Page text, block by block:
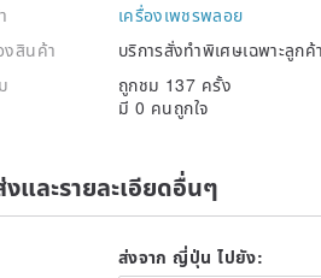
(genuine rhodium in alloy)
rhodium in alloy)
(Stainless Steel)
comes with an attached chain.
the length of the chain and
เครื่องเพชรพลอย
งสินค้า
บริการสั่งทำพิเศษเฉพาะลูกค้า
ถูกชม 137 ครั้ง
มี 0 คนถูกใจ
และรายละเอียดอื่นๆ
ส่งจาก ญี่ปุ่น ไปยัง: